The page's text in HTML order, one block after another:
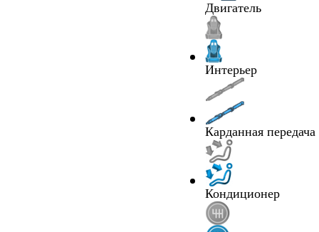
Двигатель
Интерьер
Карданная передача
Кондиционер